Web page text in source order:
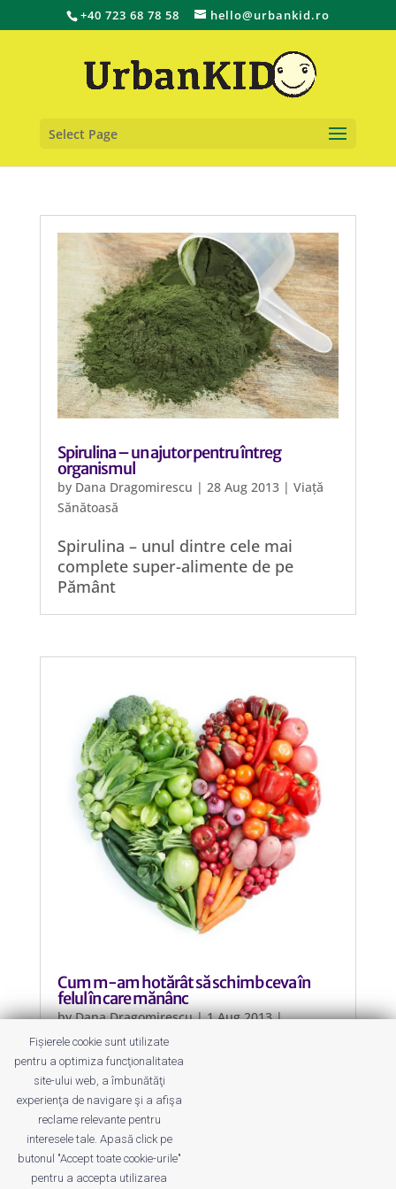
+40 723 68 78 58 hello@urbankid.ro
Select Page
Spirulina – un ajutor pentru întreg
organismul
by Dana Dragomirescu | 28 Aug 2013| Viață
Sănătoasă
Spirulina – unul dintre cele mai
complete super-alimente de pe
Pământ
Cum m-am hotărât să schimb ceva în
felul în care mănânc
byDana Dragomirescu|1 Aug 2013|
SuperWoman
Atunci când vrei, poți. Dar câteodată
te mai și autosabotezi. Sau cum m-
am apucat de dietă
Fișierele cookie sunt utilizate
pentru a optimiza funcţionalitatea
site-ului web, a îmbunătăţi
experienţa de navigare şi a afişa
reclame relevante pentru
interesele tale. Apasă click pe
butonul "Accept toate cookie-urile"
pentru a accepta utilizarea